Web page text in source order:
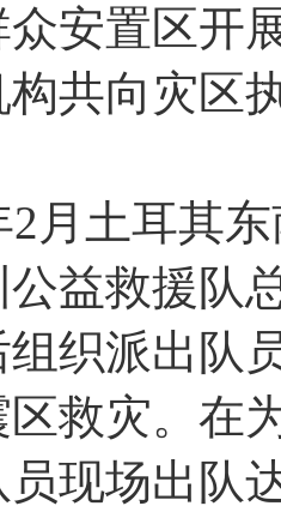
安置区开
共向灾区
土耳其东
公益救援队
织派出队
救灾。在
现场出队